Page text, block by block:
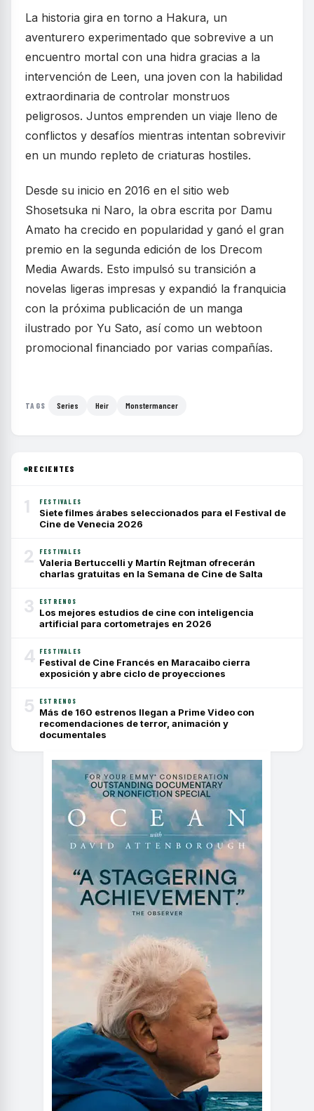
La historia gira en torno a Hakura, un
aventurero experimentado que sobrevive a un
encuentro mortal con una hidra gracias a la
intervención de Leen, una joven con la habilidad
extraordinaria de controlar monstruos
peligrosos. Juntos emprenden un viaje lleno de
conflictos y desafíos mientras intentan sobrevivir
en un mundo repleto de criaturas hostiles.
Desde su inicio en 2016 en el sitio web
Shosetsuka ni Naro, la obra escrita por Damu
Amato ha crecido en popularidad y ganó el gran
premio en la segunda edición de los Drecom
Media Awards. Esto impulsó su transición a
novelas ligeras impresas y expandió la franquicia
con la próxima publicación de un manga
ilustrado por Yu Sato, así como un webtoon
promocional financiado por varias compañías.
TAGS Series Heir Monstermancer
RECIENTES
1 FESTIVALES
Siete filmes árabes seleccionados para el Festival de
Cine de Venecia 2026
2 FESTIVALES
Valeria Bertuccelli y Martín Rejtman ofrecerán
charlas gratuitas en la Semana de Cine de Salta
3 ESTRENOS
Los mejores estudios de cine con inteligencia
artificial para cortometrajes en 2026
4 FESTIVALES
Festival de Cine Francés en Maracaibo cierra
exposición y abre ciclo de proyecciones
5 ESTRENOS
Más de 160 estrenos llegan a Prime Video con
recomendaciones de terror, animación y
documentales